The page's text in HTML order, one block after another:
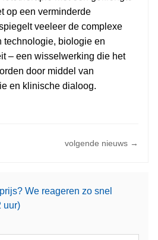
op een verminderde
veeleer de complexe
technologie, biologie en
– een wisselwerking die het
door middel van
en klinische dialoog.
volgende nieuws →
We reageren zo snel
uur)